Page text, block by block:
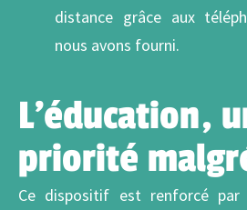
distance grâce aux
nous avons fourni.
L’éducation,
priorité
Ce dispositif est renforcé